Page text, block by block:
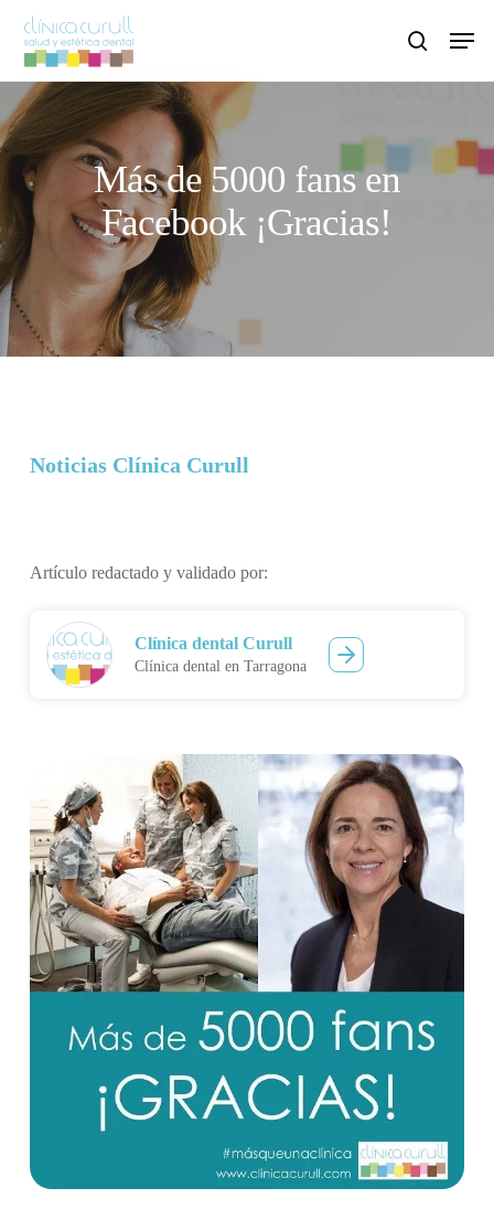
content
search
Menu
Más de 5000 fans en
Facebook ¡Gracias!
Noticias Clínica Curull
Artículo redactado y validado por:
Clínica dental Curull
Clínica dental en Tarragona